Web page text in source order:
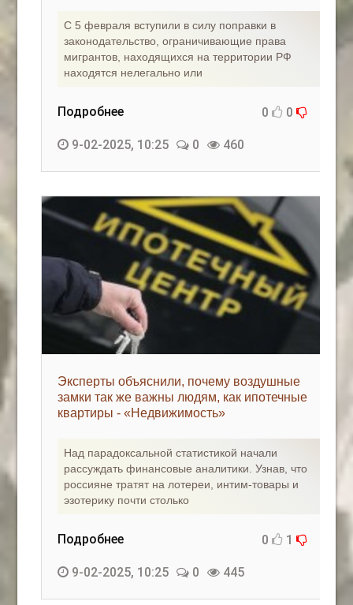
С 5 февраля вступили в силу поправки в
законодательство, ограничивающие права
мигрантов, находящихся на территории РФ
находятся нелегально или
Подробнее 0 0
9-02-2025, 10:25 0 460
Эксперты объяснили, почему воздушные
замки так же важны людям, как ипотечные
квартиры - «Недвижимость»
Над парадоксальной статистикой начали
рассуждать финансовые аналитики. Узнав, что
россияне тратят на лотереи, интим-товары и
эзотерику почти столько
Подробнее 0 1
9-02-2025, 10:25 0 445